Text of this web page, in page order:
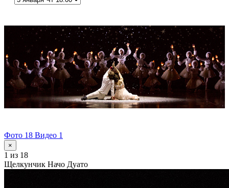
Фото 18 Видео 1
×
1 из 18
Щелкунчик Начо Дуато